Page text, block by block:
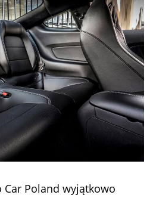
Car Poland wyjątkowo